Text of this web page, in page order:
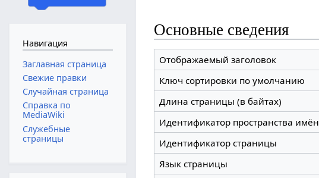
Основные сведения
Отображаемый заголовок
Ключ сортировки по умолчанию
Длина страницы (в байтах)
Идентификатор пространства имён
Идентификатор страницы
Язык страницы
Навигация
Заглавная страница
Свежие правки
Случайная страница
Справка по
MediaWiki
Служебные
страницы